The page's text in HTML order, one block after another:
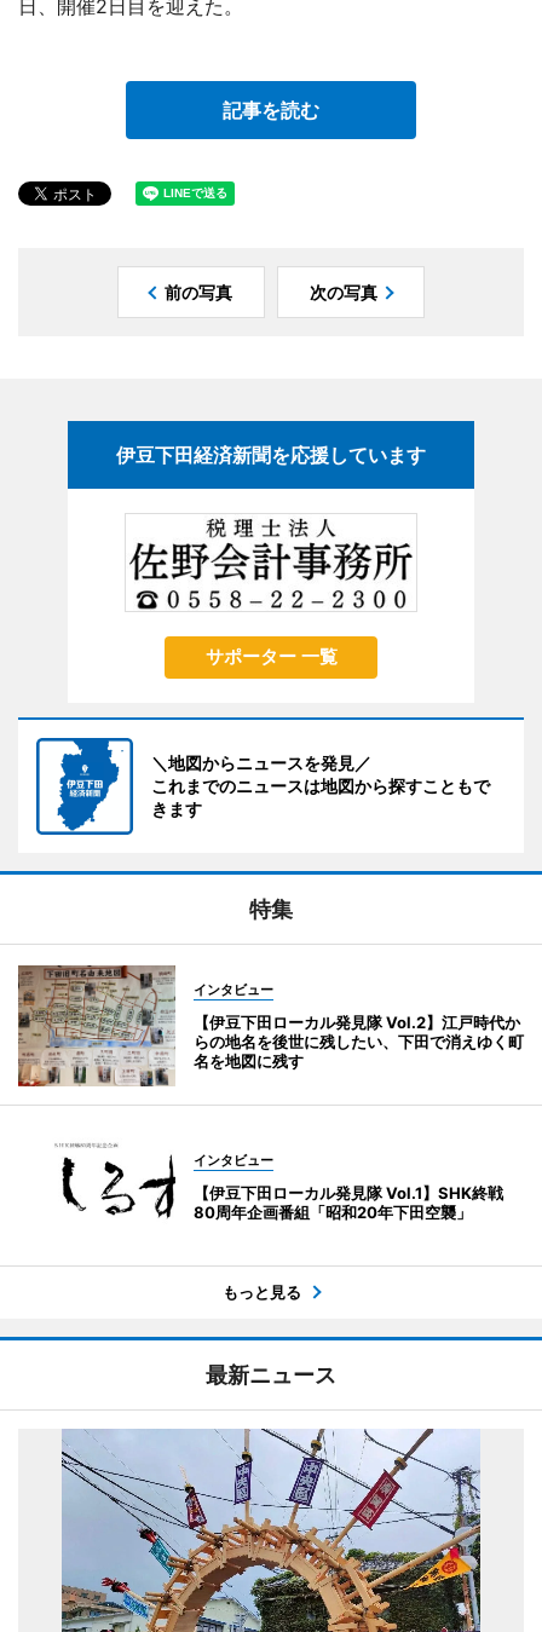
日、開催2日目を迎えた。
記事を読む
前の写真 次の写真
伊豆下田経済新聞を応援しています
サポーター 一覧
＼地図からニュースを発見／
これまでのニュースは地図から探すこともで
きます
特集
インタビュー
【伊豆下田ローカル発見隊 Vol.2】江戸時代か
らの地名を後世に残したい、下田で消えゆく町
名を地図に残す
インタビュー
【伊豆下田ローカル発見隊 Vol.1】SHK終戦
80周年企画番組「昭和20年下田空襲」
もっと見る
最新ニュース